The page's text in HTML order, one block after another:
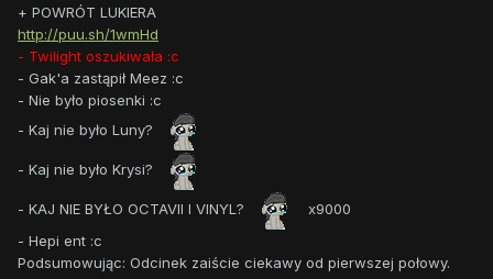
+ POWRÓT LUKIERA
http://puu.sh/1wmHd
- Twilight oszukiwała :c
- Gak'a zastąpił Meez :c
- Nie było piosenki :c
- Kaj nie było Luny?
- Kaj nie było Krysi?
- KAJ NIE BYŁO OCTAVII I VINYL?
x9000
- Hepi ent :c
Podsumowując: Odcinek zaiście ciekawy od pierwszej połowy.